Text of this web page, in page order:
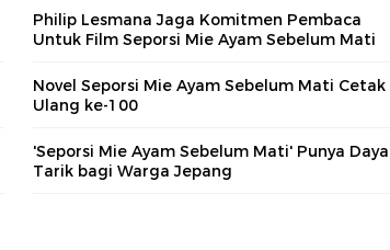
Philip Lesmana Jaga Komitmen Pembaca
Untuk Film Seporsi Mie Ayam Sebelum Mati
Novel Seporsi Mie Ayam Sebelum Mati Cetak
Ulang ke-100
'Seporsi Mie Ayam Sebelum Mati' Punya Daya
Tarik bagi Warga Jepang